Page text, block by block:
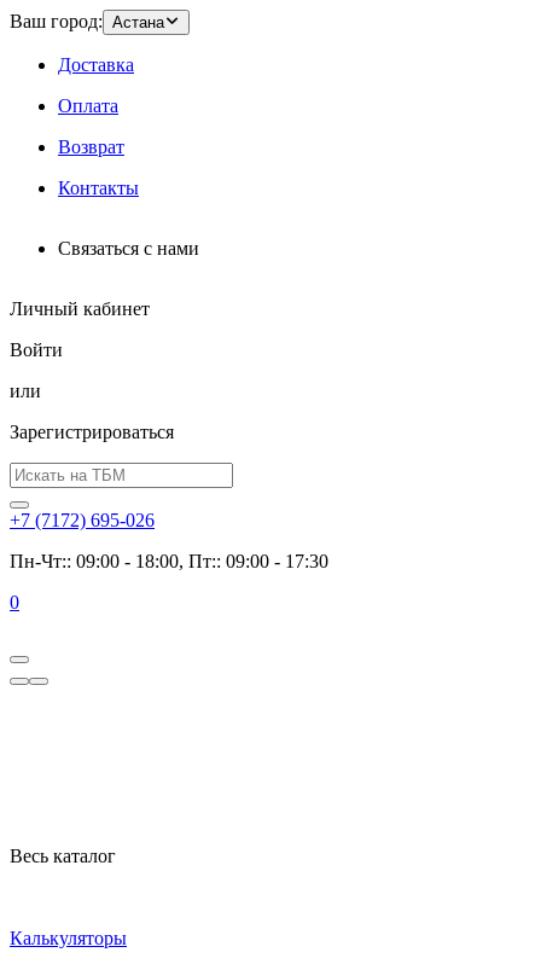
Ваш город: Астана
Доставка
Оплата
Возврат
Контакты
Связаться с нами
Личный кабинет
Войти
или
Зарегистрироваться
+7 (7172) 695-026
Пн-Чт:: 09:00 - 18:00, Пт:: 09:00 - 17:30
0
Весь каталог
Калькуляторы